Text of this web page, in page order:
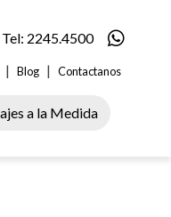
Tel: 2245.4500
| Blog | Contactanos
a la Medida